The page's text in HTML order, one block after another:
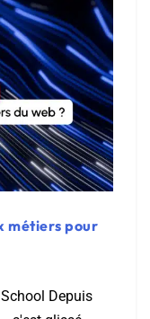
métiers pour
Depuis